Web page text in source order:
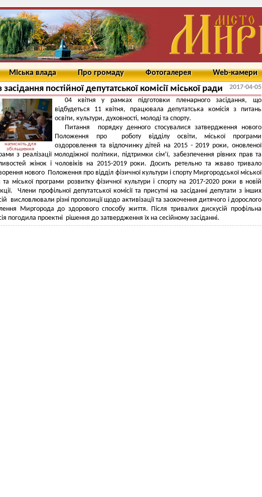
Міська влада Про громаду Фотогалерея Web-камери
засідання постійної депутатської комісії міської ради 2017-04-05
натисніть для
збільшення
04 квітня у рамках підготовки пленарного засідання, що
відбудеться 11 квітня, працювала депутатська комісія з питань
освіти, культури, духовності, молоді та спорту.
Питання порядку денного стосувалися затвердження нового
Положення про роботу відділу освіти, міської програми
оздоровлення та відпочинку дітей на 2015 - 2019 роки, оновленої
з реалізації молодіжної політики, підтримки сім’ї, забезпечення рівних прав та
жінок і чоловіків на 2015-2019 роки. Досить ретельно та жваво тривало
нового Положення про відділ фізичної культури і спорту Миргородської міської
та міської програми розвитку фізичної культури і спорту на 2017-2020 роки в новій
Члени профільної депутатської комісії та присутні на засіданні депутати з інших
висловлювали різні пропозиції щодо активізації та заохочення дитячого і дорослого
Миргорода до здорового способу життя. Після тривалих дискусій профільна
погодила проектні рішення до затвердження їх на сесійному засіданні.